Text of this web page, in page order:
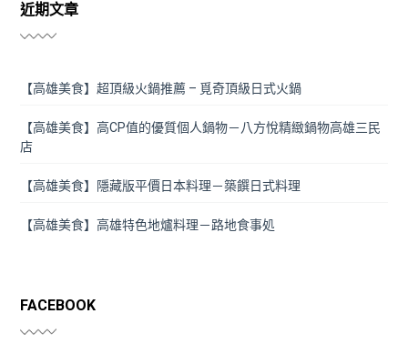
近期文章
【高雄美食】超頂級火鍋推薦 – 覓奇頂級日式火鍋
【高雄美食】高CP值的優質個人鍋物－八方悅精緻鍋物高雄三民
店
【高雄美食】隱藏版平價日本料理－築饌日式料理
【高雄美食】高雄特色地爐料理－路地食事処
FACEBOOK